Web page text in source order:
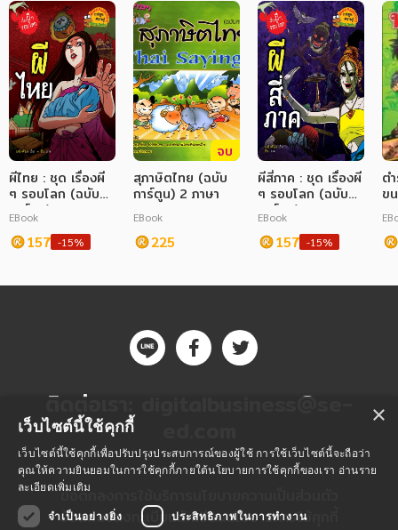
ผีไทย : ชุด เรื่องผี
ๆ รอบโลก (ฉบับ
การ์ตูน)
EBook
157 -15%
จบ
สุภาษิตไทย (ฉบับ
การ์ตูน) 2 ภาษา
EBook
225
ผีสี่ภาค : ชุด เรื่องผี
ๆ รอบโลก (ฉบับ
การ์ตูน)
EBook
157 -15%
ต
ข
ก
ติดต่อเรา: digitalbusiness@se-
ข้อตกลงการใช้บริการ
ข้อตกลงลงทะเบียนนักเขียนนโยบายการใช้คุกกี้
×
เว็บไซต์นี้ใช้คุกกี้
เว็บไซต์นี้ใช้คุกกี้เพื่อปรับปรุงประสบการณ์ของผู้ใช้ การใช้เว็บไซต์นี้จะถือว่า
คุณให้ความยินยอมในการใช้คุกกี้ภายใต้นโยบายการใช้คุกกี้ของเรา อ่านราย
ละเอียดเพิ่มเติม
จำเป็นอย่างยิ่ง
ประสิทธิภาพในการทำงาน